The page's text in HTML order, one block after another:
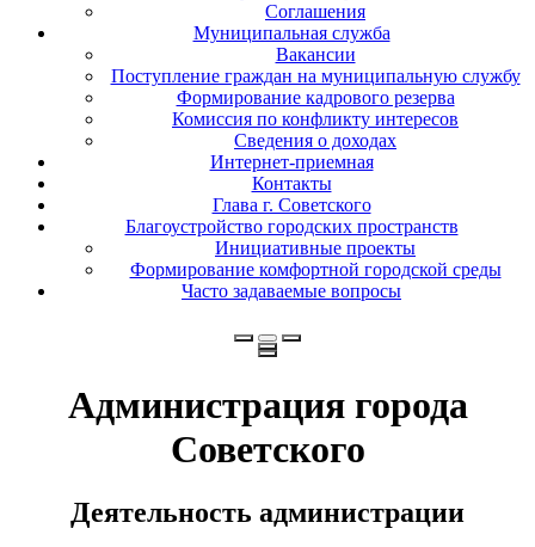
Соглашения
Муниципальная служба
Вакансии
Поступление граждан на муниципальную службу
Формирование кадрового резерва
Комиссия по конфликту интересов
Сведения о доходах
Интернет-приемная
Контакты
Глава г. Советского
Благоустройство городских пространств
Инициативные проекты
Формирование комфортной городской среды
Часто задаваемые вопросы
Администрация города
Советского
Деятельность администрации